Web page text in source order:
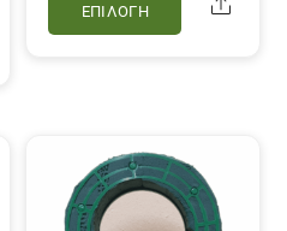
ΕΠΙΛΟΓΉ
Οι
επιλογές
Share